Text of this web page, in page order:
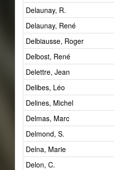
Delaunay, R.
Delaunay, René
Delbiausse, Roger
Delbost, René
Delettre, Jean
Delibes, Léo
Delines, Michel
Delmas, Marc
Delmond, S.
Delna, Marie
Delon, C.